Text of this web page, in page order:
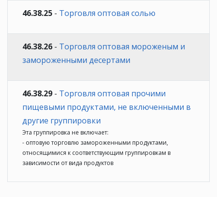
46.38.25 - Торговля оптовая солью
46.38.26 - Торговля оптовая мороженым и
замороженными десертами
46.38.29 - Торговля оптовая прочими
пищевыми продуктами, не включенными в
другие группировки
Эта группировка не включает:
- оптовую торговлю замороженными продуктами,
относящимися к соответствующим группировкам в
зависимости от вида продуктов